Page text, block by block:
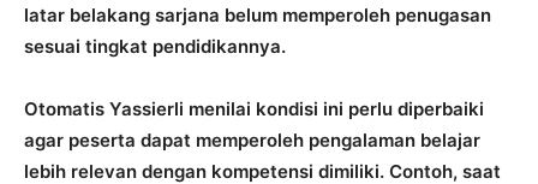
latar belakang sarjana belum memperoleh penugasan
sesuai tingkat pendidikannya.
Otomatis Yassierli menilai kondisi ini perlu diperbaiki
agar peserta dapat memperoleh pengalaman belajar
lebih relevan dengan kompetensi dimiliki. Contoh, saat